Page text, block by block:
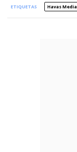
ETIQUETAS Havas Media